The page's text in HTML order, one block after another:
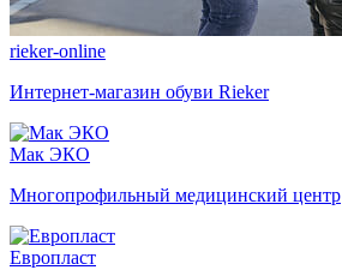
rieker-online
Интернет-магазин обуви Rieker
Мак ЭКО
Многопрофильный медицинский центр
Европласт